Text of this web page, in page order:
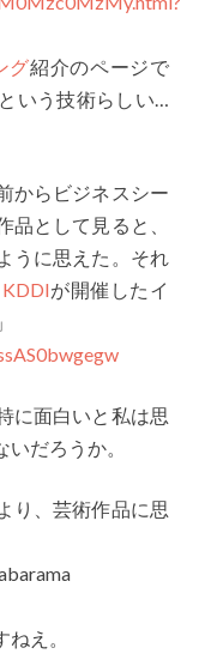
グ紹介のページで
いう技術らしい…
からビジネスシー
品として見ると、
うに思えた。それ
KDDIが開催したイ
に面白いと私は思
だろうか。
り、芸術作品に思
え。